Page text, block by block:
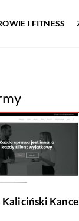
I FITNESS